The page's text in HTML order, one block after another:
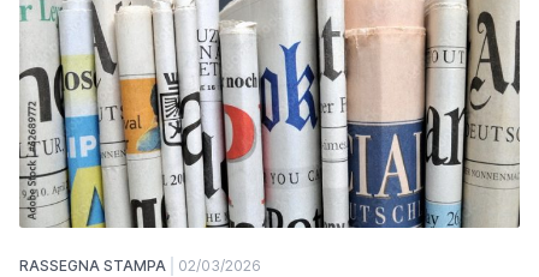
RASSEGNA STAMPA 02/03/2026